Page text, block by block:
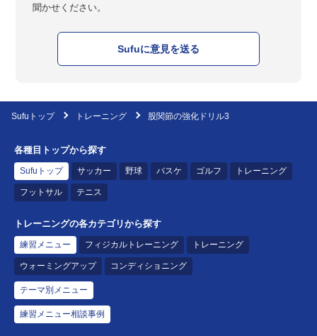
聞かせください。
Sufuに意見を送る
Sufuトップ トレーニング 股関節の強化ドリル3
各種目トップから探す
Sufuトップ サッカー 野球 バスケ ゴルフ トレーニング
フットサル テニス
トレーニングの各カテゴリから探す
練習メニュー フィジカルトレーニング トレーニング
ウォーミングアップ コンディショニング
テーマ別メニュー
練習メニュー相談事例